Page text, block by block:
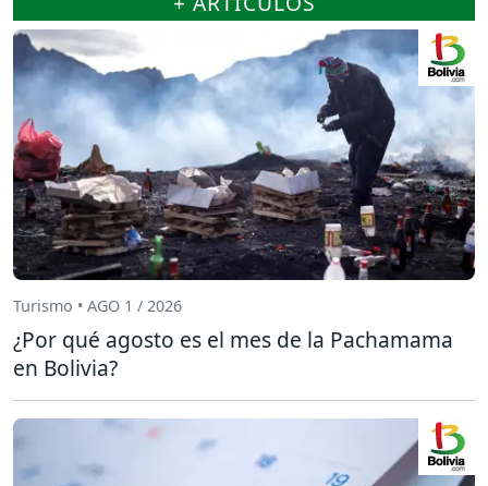
Turismo • AGO 1 / 2026
¿Por qué agosto es el mes de la Pachamama
en Bolivia?